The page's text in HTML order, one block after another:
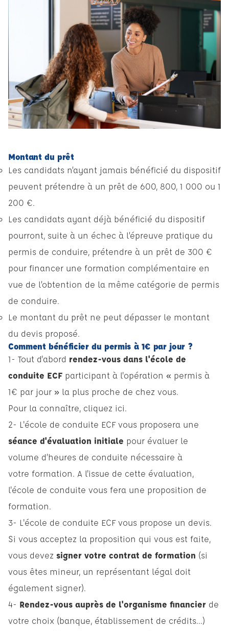
Montant du prêt
Les candidats n’ayant jamais bénéficié du dispositif
peuvent prétendre à un prêt de 600, 800, 1 000 ou 1
200 €.
Les candidats ayant déjà bénéficié du dispositif
pourront, suite à un échec à l’épreuve pratique du
permis de conduire, prétendre à un prêt de 300 €
pour financer une formation complémentaire en
vue de l’obtention de la même catégorie de permis
de conduire.
Le montant du prêt ne peut dépasser le montant
du devis proposé.
Comment bénéficier du permis à 1€ par jour ?
1- Tout d'abord rendez-vous dans l'école de
conduite ECF participant à l'opération « permis à
1€ par jour » la plus proche de chez vous.
Pour la connaître, cliquez ici.
2- L'école de conduite ECF vous proposera une
séance d'évaluation initiale pour évaluer le
volume d’heures de conduite nécessaire à
votre formation. A l'issue de cette évaluation,
l'école de conduite vous fera une proposition de
formation.
3- L'école de conduite ECF vous propose un devis.
Si vous acceptez la proposition qui vous est faite,
vous devez signer votre contrat de formation (si
vous êtes mineur, un représentant légal doit
également signer).
4- Rendez-vous auprès de l'organisme financier de
votre choix (banque, établissement de crédits...)